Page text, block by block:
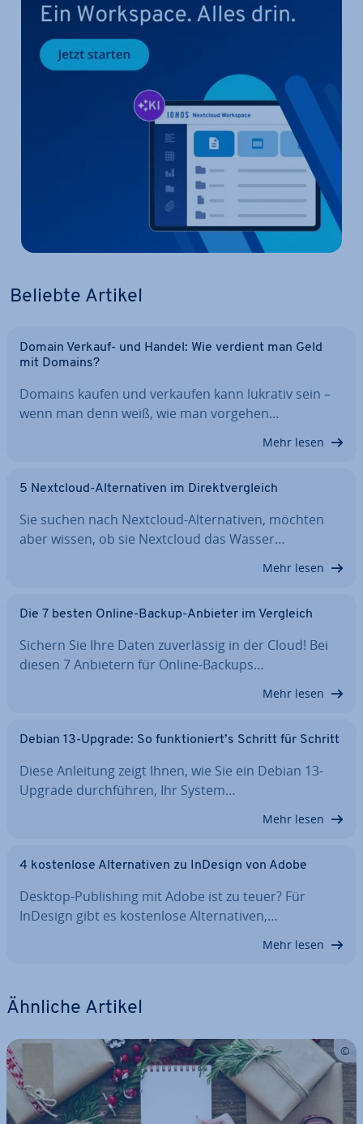
Beliebte Artikel
Domain Verkauf- und Handel: Wie verdient man Geld
mit Domains?
Domains kaufen und verkaufen kann lukrativ sein –
wenn man denn weiß, wie man vorgehen…
Mehr lesen
5 Nextcloud-Al­ter­na­ti­ven im Di­rekt­ver­gleich
Sie suchen nach Nextcloud-Al­ter­na­ti­ven, möchten
aber wissen, ob sie Nextcloud das Wasser…
Mehr lesen
Die 7 besten Online-Backup-Anbieter im Vergleich
Sichern Sie Ihre Daten zu­ver­läs­sig in der Cloud! Bei
diesen 7 Anbietern für Online-Backups…
Mehr lesen
Debian 13-Upgrade: So funk­tio­niert’s Schritt für Schritt
Diese Anleitung zeigt Ihnen, wie Sie ein Debian 13-
Upgrade durch­füh­ren, Ihr System…
Mehr lesen
4 kos­ten­lo­se Al­ter­na­ti­ven zu InDesign von Adobe
Desktop-Pu­bli­shing mit Adobe ist zu teuer? Für
InDesign gibt es kos­ten­lo­se Al­ter­na­ti­ven,…
Mehr lesen
Ähnliche Artikel